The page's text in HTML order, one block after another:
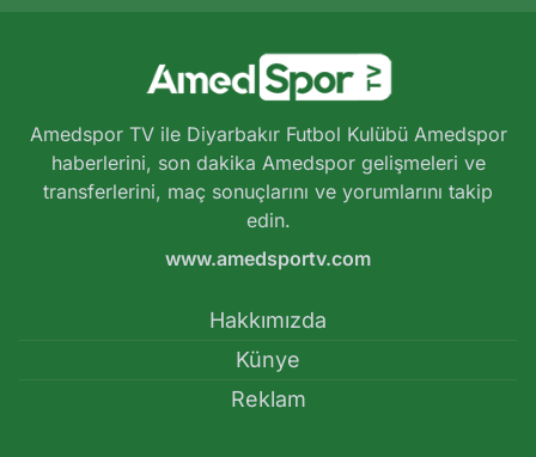
Amedspor TV ile Diyarbakır Futbol Kulübü Amedspor
haberlerini, son dakika Amedspor gelişmeleri ve
transferlerini, maç sonuçlarını ve yorumlarını takip
edin.
www.amedsportv.com
Hakkımızda
Künye
Reklam